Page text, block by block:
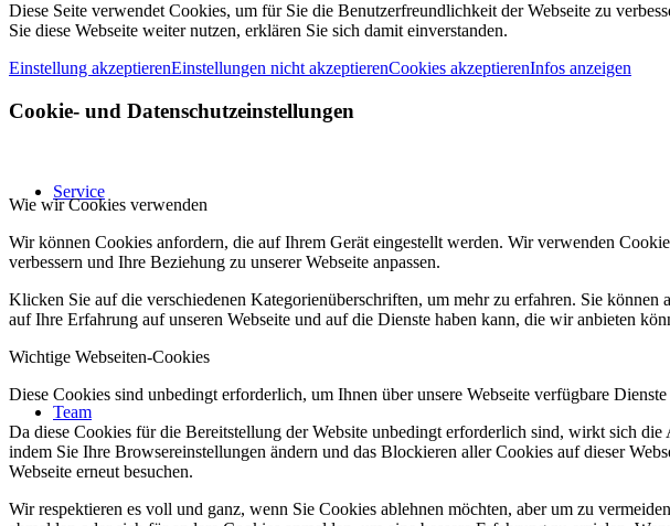
Service
Team
Diese Seite verwendet Cookies, um für Sie die Benutzerfreundlichkeit der Webseite zu
Sie diese Webseite weiter nutzen, erklären Sie sich damit einverstanden.
Einstellung akzeptierenEinstellungen nicht akzeptierenCookies akzeptierenInfos anzeigen
Cookie- und Datenschutzeinstellungen
Wie wir Cookies verwenden
Wir können Cookies anfordern, die auf Ihrem Gerät eingestellt werden. Wir verwenden
verbessern und Ihre Beziehung zu unserer Webseite anpassen.
Klicken Sie auf die verschiedenen Kategorienüberschriften, um mehr zu erfahren. Sie
auf Ihre Erfahrung auf unseren Webseite und auf die Dienste haben kann, die wir anbieten
Wichtige Webseiten-Cookies
Diese Cookies sind unbedingt erforderlich, um Ihnen über unsere Webseite verfügbare
Da diese Cookies für die Bereitstellung der Website unbedingt erforderlich sind, wirkt sich
indem Sie Ihre Browsereinstellungen ändern und das Blockieren aller Cookies auf dieser
Webseite erneut besuchen.
Wir respektieren es voll und ganz, wenn Sie Cookies ablehnen möchten, aber um zu